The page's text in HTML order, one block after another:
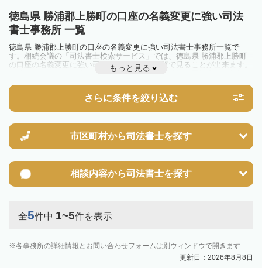
徳島県 勝浦郡上勝町の口座の名義変更に強い司法
書士事務所 一覧
徳島県 勝浦郡上勝町の口座の名義変更に強い司法書士事務所一覧で
す。相続会議の「司法書士検索サービス」では、徳島県 勝浦郡上勝町
の口座の名義変更に強い司法書士事務所を一覧で見ることが出来ます。
相続のトラブルやお悩みを抱えている方は一度近隣の司法書士に相談し
もっと見る
さらに条件を絞り込む
市区町村から司法書士を探す
相談内容から司法書士を探す
全5件中 1~5件を表示
各事務所の詳細情報とお問い合わせフォームは別ウィンドウで開きます
更新日：2026年8月8日